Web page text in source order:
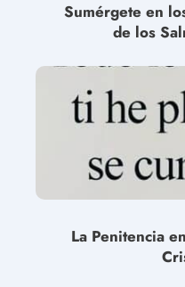
Sumérgete en
de los
La Penitencia